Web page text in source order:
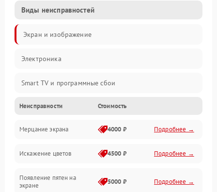
Виды неисправностей
Экран и изображение
Электроника
Smart TV и программные сбои
Питание и запуск
Подсветка и LED-модули
Звук и аудиосистема
Сигнал и приём каналов
Неисправности Стоимость
Мерцание экрана 4000 ₽ Подробнее →
Искажение цветов 4500 ₽ Подробнее →
Появление пятен на
экране
5000 ₽ Подробнее →